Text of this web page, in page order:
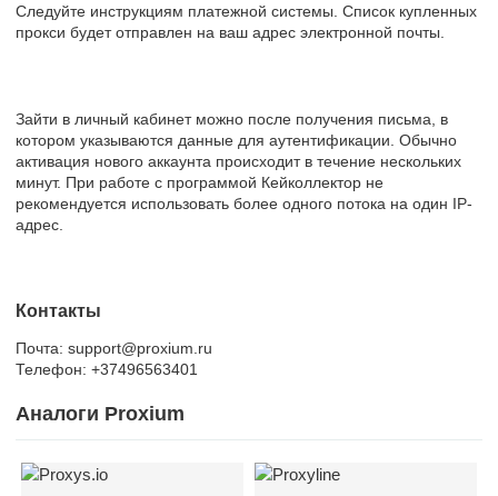
Следуйте инструкциям платежной системы. Список купленных
прокси будет отправлен на ваш адрес электронной почты.
Зайти в личный кабинет можно после получения письма, в
котором указываются данные для аутентификации. Обычно
активация нового аккаунта происходит в течение нескольких
минут. При работе с программой Кейколлектор не
рекомендуется использовать более одного потока на один IP-
адрес.
Контакты
Почта: support@proxium.ru
Телефон: +37496563401
Аналоги Proxium